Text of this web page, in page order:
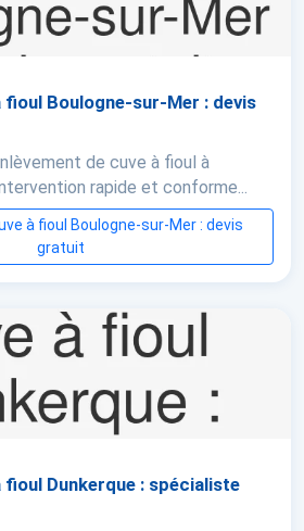
fioul Boulogne-sur-Mer : devis
de cuve à fioul à
rapide et conforme...
à fioul Boulogne-sur-Mer : devis
gratuit
fioul Dunkerque : spécialiste